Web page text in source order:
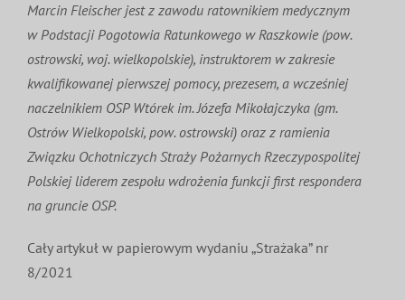
Marcin Fleischer jest z zawodu ratownikiem medycznym
w Podstacji Pogotowia Ratunkowego w Raszkowie (pow.
ostrowski, woj. wielkopolskie), instruktorem w zakresie
kwalifikowanej pierwszej pomocy, prezesem, a wcześniej
naczelnikiem OSP Wtórek im. Józefa Mikołajczyka (gm.
Ostrów Wielkopolski, pow. ostrowski) oraz z ramienia
Związku Ochotniczych Straży Pożarnych Rzeczypospolitej
Polskiej liderem zespołu wdrożenia funkcji first respondera
na gruncie OSP.
Cały artykuł w papierowym wydaniu „Strażaka” nr
8/2021